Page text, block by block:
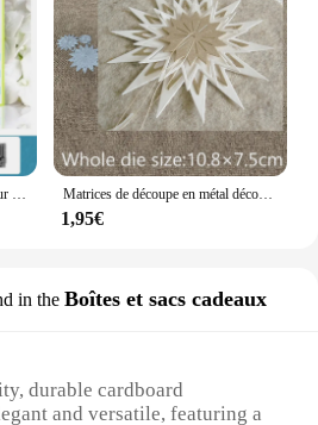
Matrices de découpe en métal découpées, étoile, fleur, décoration, scrapbooking, album, carte en papier, gaufrage, artisanat, nouveau design, 3 pièces
1,95€
in the Boîtes et sacs cadeaux
durable cardboard
and versatile, featuring a